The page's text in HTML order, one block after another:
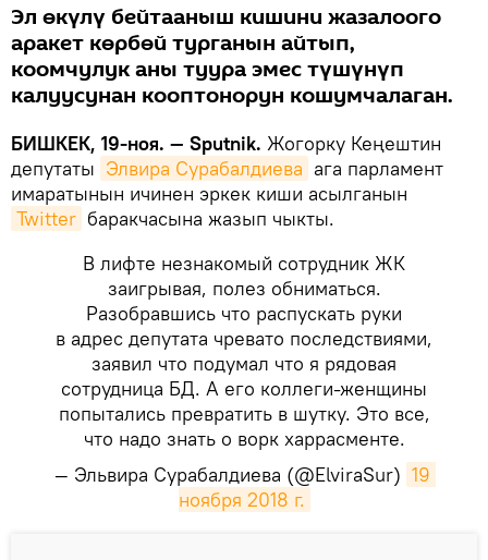
Эл өкүлү бейтааныш кишини жазалоого
аракет көрбөй турганын айтып,
коомчулук аны туура эмес түшүнүп
калуусунан кооптонорун кошумчалаган.
БИШКЕК, 19-ноя. — Sputnik. Жогорку Кеңештин
депутаты Элвира Сурабалдиева ага парламент
имаратынын ичинен эркек киши асылганын
Twitter баракчасына жазып чыкты.
В лифте незнакомый сотрудник ЖК
заигрывая, полез обниматься.
Разобравшись что распускать руки
в адрес депутата чревато последствиями,
заявил что подумал что я рядовая
сотрудница БД. А его коллеги-женщины
попытались превратить в шутку. Это все,
что надо знать о ворк харрасменте.
— Эльвира Сурабалдиева (@ElviraSur) 19
ноября 2018 г.